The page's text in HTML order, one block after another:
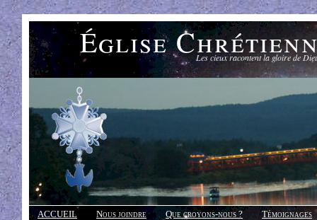
Église Les cieux racontent la gloire de
ACCUEIL Nous joindre Que croyons-nous ?
Témoignages